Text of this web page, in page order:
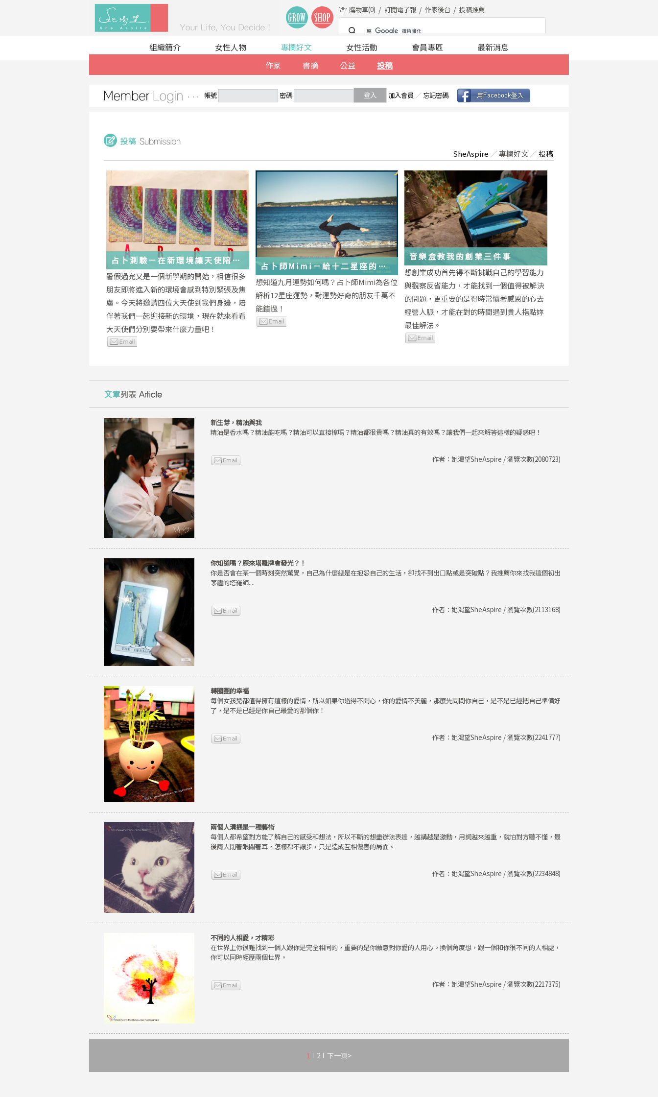
購物車(0) 訂閱電子報 作家後台 投稿推薦
組織簡介 女性人物
專欄好文
作家
書摘 公益 投稿
女性活動 會員專區 最新消息
帳號 密碼 登入 加入會員 ／ 忘記密碼
SheAspire ／專欄好文 ／投稿
占卜測驗－在新環境讓天使陪伴
你度過
暑假過完又是一個新學期的開始，相信很多
朋友即將進入新的環境會感到特別緊張及焦
慮。今天將邀請四位大天使到我們身邊，陪
伴著我們一起迎接新的環境，現在就來看看
大天使們分別要帶來什麼力量吧！
占卜師Mimi－給十二星座的
2018年九月運勢小叮嚀
想知道九月運勢如何嗎？占卜師Mimi為各位
解析12星座運勢，對運勢好奇的朋友千萬不
能錯過！
音樂盒教我的創業三件事
想創業成功首先得不斷挑戰自己的學習能力
與觀察反省能力，才能找到一個值得被解決
的問題，更重要的是得時常懷著感恩的心去
經營人脈，才能在對的時間遇到貴人指點妳
最佳解法。
新生芽，精油與我
精油是香水嗎？精油能吃嗎？精油可以直接擦嗎？精油都很貴嗎？精油真的有效嗎？讓我們一起來解答這樣的疑惑吧！
作者：她渴望SheAspire / 瀏覽次數(2080723)
你知道嗎？原來塔羅牌會發光？！
你是否會在某一個時刻突然驚覺，自己為什麼總是在抱怨自己的生活，卻找不到出口點或是突破點？我推薦你來找我這個初出
茅廬的塔羅師....
作者：她渴望SheAspire / 瀏覽次數(2113168)
轉圈圈的幸福
每個女孩兒都值得擁有這樣的愛情，所以如果你過得不開心，你的愛情不美麗，那麼先問問你自己，是不是已經把自己準備好
了，是不是已經是你自己最愛的那個你！
作者：她渴望SheAspire / 瀏覽次數(2241777)
兩個人溝通是一種藝術
每個人都希望對方能了解自己的感受和想法，所以不斷的想盡辦法表達，越講越是激動，用詞越來越重，就怕對方聽不懂，最
後兩人閉著眼關著耳，怎樣都不讓步，只是造成互相傷害的局面。
作者：她渴望SheAspire / 瀏覽次數(2234848)
不同的人相愛，才精彩
在世界上你很難找到一個人跟你是完全相同的，重要的是你願意對你愛的人用心。換個角度想，跟一個和你很不同的人相處，
你可以同時經歷兩個世界。
作者：她渴望SheAspire / 瀏覽次數(2217375)
1 2 下一頁>